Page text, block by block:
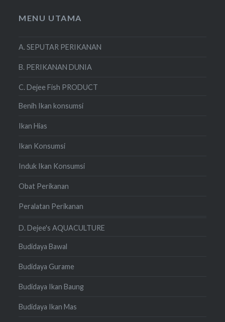
MENU UTAMA
A. SEPUTAR PERIKANAN
B. PERIKANAN DUNIA
C. Dejee Fish PRODUCT
Benih Ikan konsumsi
Ikan Hias
Ikan Konsumsi
Induk Ikan Konsumsi
Obat Perikanan
Peralatan Perikanan
D. Dejee's AQUACULTURE
Budidaya Bawal
Budidaya Gurame
Budidaya Ikan Baung
Budidaya Ikan Mas